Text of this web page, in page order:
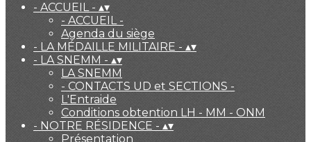
- ACCUEIL - ▴▾
- ACCUEIL -
Agenda du siège
- LA MÉDAILLE MILITAIRE - ▴▾
- LA SNEMM - ▴▾
LA SNEMM
- CONTACTS UD et SECTIONS -
L'Entraide
Conditions obtention LH - MM - ONM
- NOTRE RÉSIDENCE - ▴▾
Présentation